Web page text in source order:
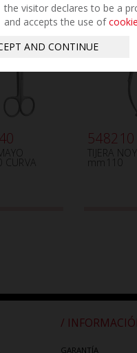
548210
TIJERA
mm110
/
GARANTÍA
the visitor declares to be a
and accepts the use of
AND CONTINUE